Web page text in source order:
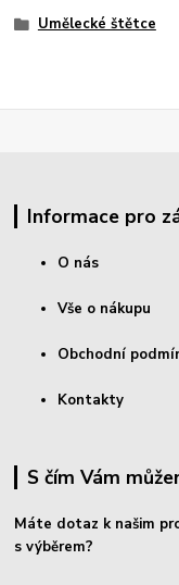
Umělecké štětce
Informace pro
O nás
Vše o nákupu
Obchodní
Kontakty
S čím Vám
Máte dotaz k našim
s výběrem?